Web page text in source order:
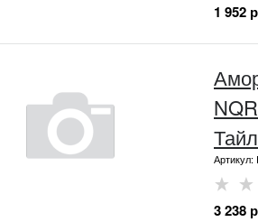
1 952
Артикул:
3 238